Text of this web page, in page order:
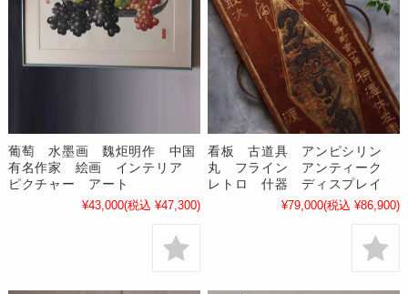
葡萄 水墨画 魏炬明作 中国
有名作家 絵画 インテリア
ピクチャー アート
¥43,000(税込 ¥47,300)
看板 古道具 アンピシリン
丸 フライン アンティーク
レトロ 什器 ディスプレイ
¥79,000(税込 ¥86,900)